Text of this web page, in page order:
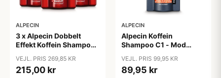
ALPECIN
3 x Alpecin Dobbelt
Effekt Koffein Shampoo
VEJL. PRIS 269,85 KR
215,00 kr
ALPECIN
Alpecin Koffein
Shampoo C1 - Mod
VEJL. PRIS 99,95 KR
89,95 kr